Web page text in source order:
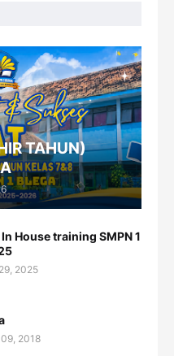
TAHUN)
House training SMPN 1
2025
2018